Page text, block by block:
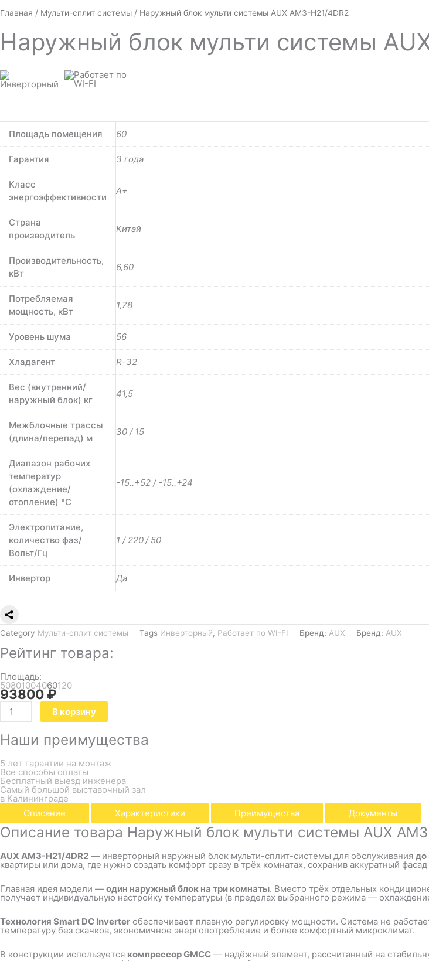
Главная / Мульти-сплит системы / Наружный блок мульти системы AUX AM3-H21/4DR2
Наружный блок мульти системы
Площадь помещения 60
Гарантия 3 года
Класс
энергоэффективности
A+
Страна
производитель
Китай
Производительность,
кВт
6,60
Потребляемая
мощность, кВт
1,78
Уровень шума 56
Хладагент R-32
Вес (внутренний/
наружный блок) кг
41,5
Межблочные трассы
(длина/перепад) м
30 / 15
Диапазон рабочих
температур
(охлаждение/
отопление) °C
-15..+52 / -15..+24
Электропитание,
количество фаз/
Вольт/Гц
1 / 220 / 50
Инвертор Да
Category Мульти-сплит системы Tags Инверторный, Работает по WI-FI Бренд: AUX Бренд: AUX
Рейтинг товара:
Площадь:
50801004060120
93800 ₽
Количество
блок
мульти
системы
AM3-
H21/4DR2
В корзину
Наши преимущества
5 лет гарантии на монтаж
Все способы оплаты
Бесплатный выезд инженера
Самый большой выставочный зал
в Калининграде
Описание
Характеристики Преимущества Документы
Описание товара Наружный блок мульти системы AUX
AUX AM3-H21/4DR2 — инверторный наружный блок мульти-сплит-системы для обслуживания до
квартиры или дома, где нужно создать комфорт сразу в трёх комнатах, сохранив аккуратный
Главная идея модели — один наружный блок на три комнаты. Вместо трёх отдельных
получает индивидуальную настройку температуры (в пределах выбранного режима —
Технология Smart DC Inverter обеспечивает плавную регулировку мощности. Система не
температуру без скачков, экономичное энергопотребление и более комфортный микроклимат.
В конструкции используется компрессор GMCC — надёжный элемент, рассчитанный на